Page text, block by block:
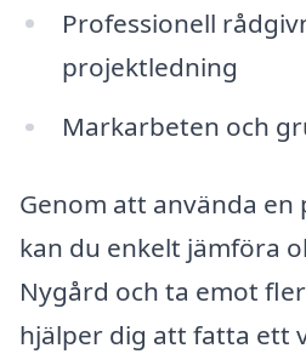
Professionell
projektledning
Markarbeten och
Genom att använda
kan du enkelt jämföra
Nygård och ta emot
hjälper dig att fatta ett